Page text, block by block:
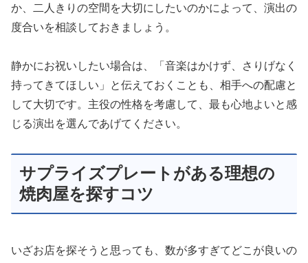
か、二人きりの空間を大切にしたいのかによって、演出の
度合いを相談しておきましょう。
静かにお祝いしたい場合は、「音楽はかけず、さりげなく
持ってきてほしい」と伝えておくことも、相手への配慮と
して大切です。主役の性格を考慮して、最も心地よいと感
じる演出を選んであげてください。
サプライズプレートがある理想の
焼肉屋を探すコツ
いざお店を探そうと思っても、数が多すぎてどこが良いの